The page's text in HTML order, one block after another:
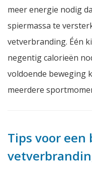
meer energie nodig
spiermassa te
vetverbranding. Één
negentig calorieën
voldoende beweging
meerdere
Tips voor een